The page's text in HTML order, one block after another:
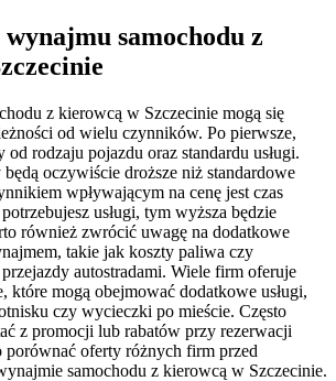
wynajmu samochodu z
z kierowcą w Szczecinie mogą się
od wielu czynników. Po pierwsze,
rodzaju pojazdu oraz standardu usługi.
oczywiście droższe niż standardowe
wpływającym na cenę jest czas
usługi, tym wyższa będzie
również zwrócić uwagę na dodatkowe
takie jak koszty paliwa czy
przejazdy autostradami. Wiele firm oferuje
które mogą obejmować dodatkowe usługi,
czy wycieczki po mieście. Często
z promocji lub rabatów przy rezerwacji
oferty różnych firm przed
samochodu z kierowcą w Szczecinie.